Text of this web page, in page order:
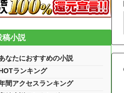
稿小説
なたにおすすめの小説
ランキング
間アクセスランキング